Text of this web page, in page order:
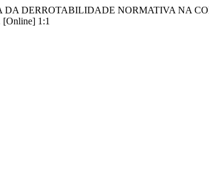
DA DERROTABILIDADE NORMATIVA NA
[Online] 1:1